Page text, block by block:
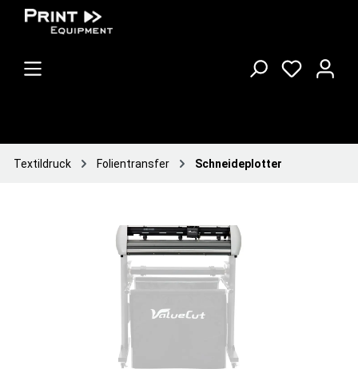
Textildruck Folientransfer Schneideplotter